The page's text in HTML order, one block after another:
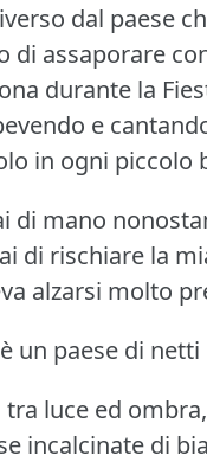
dal paese
di assaporare
durante la
e
in ogni piccolo
di mano
di rischiare la
alzarsi molto
un paese di
luce ed
incalcinate di